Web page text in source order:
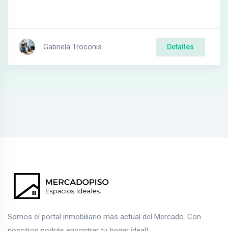
Gabriela Troconis Detalles
Somos el portal inmobiliario mas actual del Mercado. Con